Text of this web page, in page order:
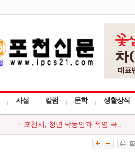
사설 칼럼 문학 생활상식
포천시, 청년 낙농인과 폭염 극..
포천동 유관 단체, 지역 주민 위..
포천시종합사회복지관, 지역주민..
포천시, 세대와 직급 잇는 청렴..